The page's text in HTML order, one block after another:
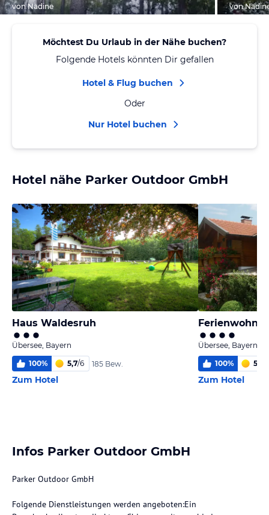
von Nadine von
Möchtest Du Urlaub in der Nähe buchen?
Folgende Hotels könnten Dir gefallen
Hotel & Flug buchen
Oder
Nur Hotel buchen
Hotel nähe Parker Outdoor GmbH
Haus Waldesruh
Übersee, Bayern
100% 5,7/6 185 Bew.
Zum Hotel
Übersee, Bayern
100% 5,7
Zum Hotel
Infos Parker Outdoor GmbH
Parker Outdoor GmbH
Folgende Dienstleistungen werden angeboten:Ein